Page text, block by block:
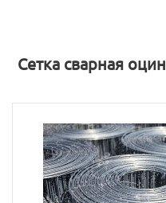
Сетка сварная